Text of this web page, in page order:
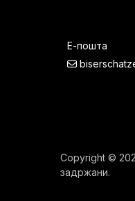
Е-пошта
Copyright ©
задржани.